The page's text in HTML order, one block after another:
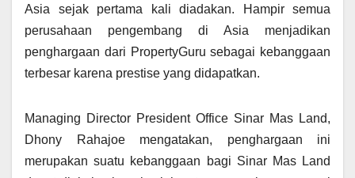
Asia sejak pertama kali diadakan. Hampir semua
perusahaan pengembang di Asia menjadikan
penghargaan dari PropertyGuru sebagai kebanggaan
terbesar karena prestise yang didapatkan.
Managing Director President Office Sinar Mas Land,
Dhony Rahajoe mengatakan, penghargaan ini
merupakan suatu kebanggaan bagi Sinar Mas Land